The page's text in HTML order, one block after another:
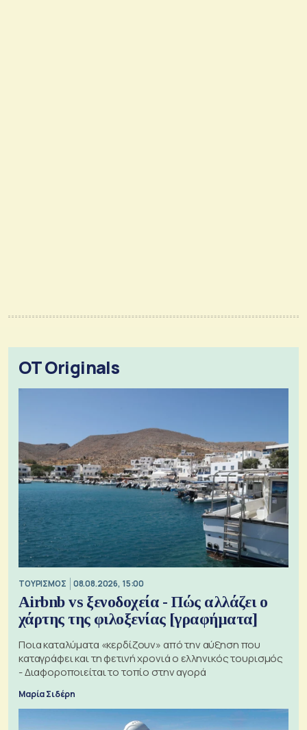
OT Originals
ΤΟΥΡΙΣΜΟΣ 08.08.2026, 15:00
Airbnb vs ξενοδοχεία - Πώς αλλάζει ο
χάρτης της φιλοξενίας [γραφήματα]
Ποια καταλύματα «κερδίζουν» από την αύξηση που
καταγράφει και τη φετινή χρονιά ο ελληνικός τουρισμός
- Διαφοροποιείται το τοπίο στην αγορά
Μαρία Σιδέρη